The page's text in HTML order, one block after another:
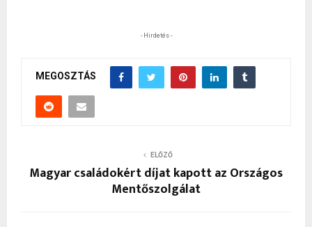
- Hirdetés -
MEGOSZTÁS
ELŐZŐ
Magyar családokért díjat kapott az Országos
Mentőszolgálat